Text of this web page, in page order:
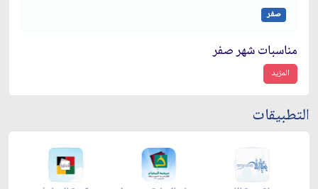
صفر
مناسبات شهر صفر
المزيد
التطبيقات